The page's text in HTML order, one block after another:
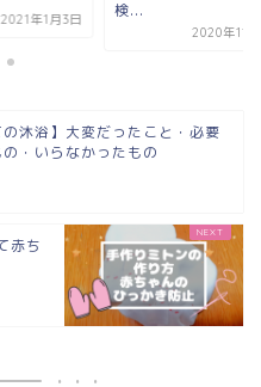
2021年1月3日
検...
2020年11
の沐浴】大変だったこと・必要
・いらなかったもの
赤ち